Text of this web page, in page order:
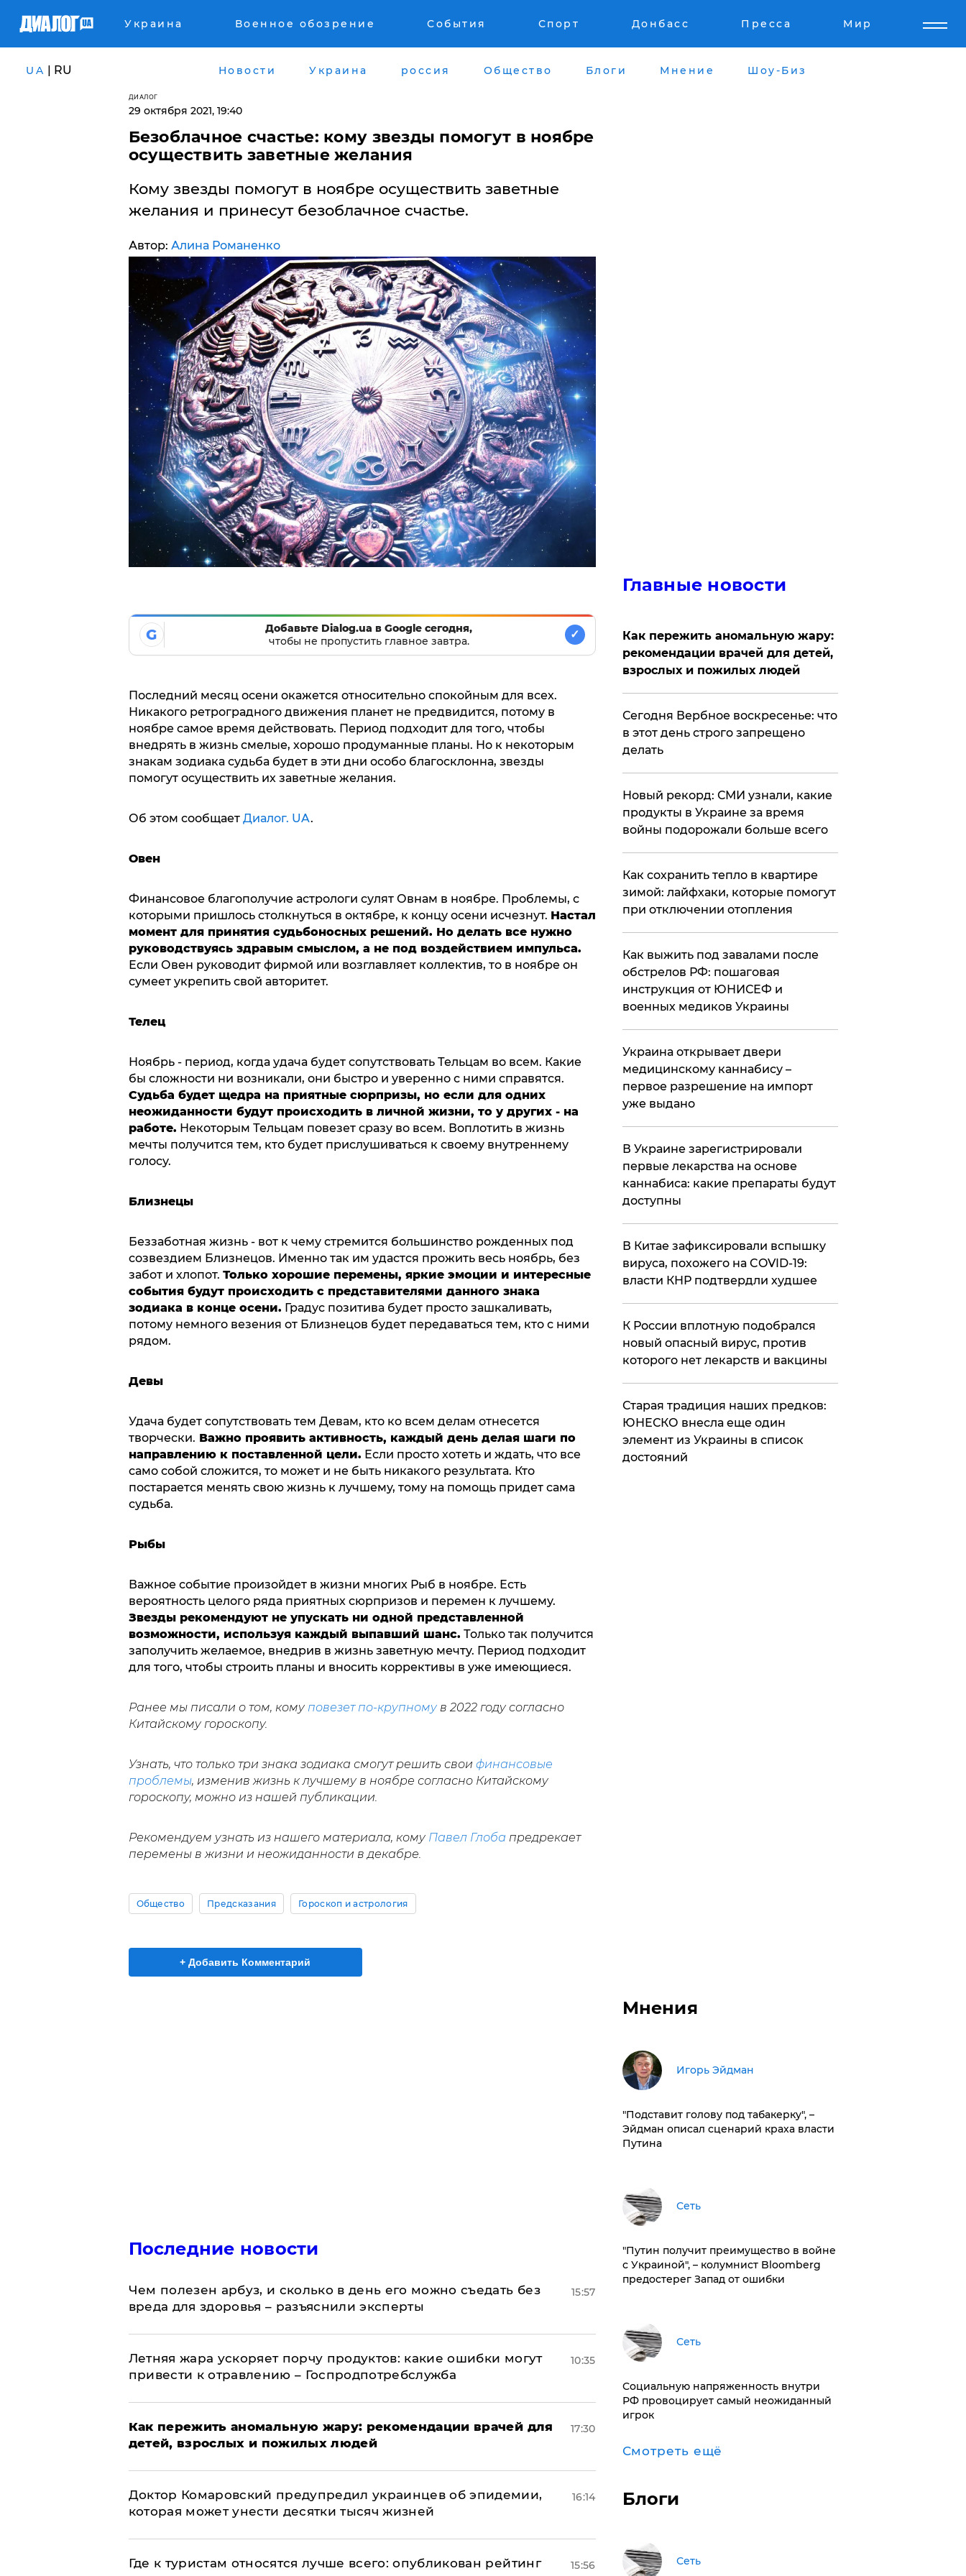
Украина Военное обозрение События Спорт Донбасс Пресса Мир
UA | RU Новости Украина россия Общество Блоги Мнение Шоу-Биз
ДИАЛОГ
29 октября 2021, 19:40
Безоблачное счастье: кому звезды помогут в ноябре
осуществить заветные желания
Кому звезды помогут в ноябре осуществить заветные
желания и принесут безоблачное счастье.
Автор: Алина Романенко
G
Добавьте Dialog.ua в Google сегодня,
чтобы не пропустить главное завтра.
✓
Последний месяц осени окажется относительно спокойным для всех.
Никакого ретроградного движения планет не предвидится, потому в
ноябре самое время действовать. Период подходит для того, чтобы
внедрять в жизнь смелые, хорошо продуманные планы. Но к некоторым
знакам зодиака судьба будет в эти дни особо благосклонна, звезды
помогут осуществить их заветные желания.
Об этом сообщает Диалог. UA.
Овен
Финансовое благополучие астрологи сулят Овнам в ноябре. Проблемы, с
которыми пришлось столкнуться в октябре, к концу осени исчезнут. Настал
момент для принятия судьбоносных решений. Но делать все нужно
руководствуясь здравым смыслом, а не под воздействием импульса.
Если Овен руководит фирмой или возглавляет коллектив, то в ноябре он
сумеет укрепить свой авторитет.
Телец
Ноябрь - период, когда удача будет сопутствовать Тельцам во всем. Какие
бы сложности ни возникали, они быстро и уверенно с ними справятся.
Судьба будет щедра на приятные сюрпризы, но если для одних
неожиданности будут происходить в личной жизни, то у других - на
работе. Некоторым Тельцам повезет сразу во всем. Воплотить в жизнь
мечты получится тем, кто будет прислушиваться к своему внутреннему
голосу.
Близнецы
Беззаботная жизнь - вот к чему стремится большинство рожденных под
созвездием Близнецов. Именно так им удастся прожить весь ноябрь, без
забот и хлопот. Только хорошие перемены, яркие эмоции и интересные
события будут происходить с представителями данного знака
зодиака в конце осени. Градус позитива будет просто зашкаливать,
потому немного везения от Близнецов будет передаваться тем, кто с ними
рядом.
Девы
Удача будет сопутствовать тем Девам, кто ко всем делам отнесется
творчески. Важно проявить активность, каждый день делая шаги по
направлению к поставленной цели. Если просто хотеть и ждать, что все
само собой сложится, то может и не быть никакого результата. Кто
постарается менять свою жизнь к лучшему, тому на помощь придет сама
судьба.
Рыбы
Важное событие произойдет в жизни многих Рыб в ноябре. Есть
вероятность целого ряда приятных сюрпризов и перемен к лучшему.
Звезды рекомендуют не упускать ни одной представленной
возможности, используя каждый выпавший шанс. Только так получится
заполучить желаемое, внедрив в жизнь заветную мечту. Период подходит
для того, чтобы строить планы и вносить коррективы в уже имеющиеся.
Ранее мы писали о том, кому повезет по-крупномув 2022 году согласно
Китайскому гороскопу.
Узнать, что только три знака зодиака смогут решить свои финансовые
проблемы, изменив жизнь к лучшему в ноябре согласно Китайскому
гороскопу, можно из нашей публикации.
Рекомендуем узнать из нашего материала, кому Павел Глоба предрекает
перемены в жизни и неожиданности в декабре.
Общество Предсказания Гороскоп и астрология
+ Добавить Комментарий
Последние новости
Чем полезен арбуз, и сколько в день его можно съедать без
вреда для здоровья – разъяснили эксперты
15:57
Летняя жара ускоряет порчу продуктов: какие ошибки могут
привести к отравлению – Госпродпотребслужба
10:35
Как пережить аномальную жару: рекомендации врачей для
детей, взрослых и пожилых людей
17:30
Доктор Комаровский предупредил украинцев об эпидемии,
которая может унести десятки тысяч жизней
16:14
Где к туристам относятся лучше всего: опубликован рейтинг
15:56
Главные новости
Как пережить аномальную жару:
рекомендации врачей для детей,
взрослых и пожилых людей
​Сегодня Вербное воскресенье: что
в этот день строго запрещено
делать
Новый рекорд: СМИ узнали, какие
продукты в Украине за время
войны подорожали больше всего
​Как сохранить тепло в квартире
зимой: лайфхаки, которые помогут
при отключении отопления
Как выжить под завалами после
обстрелов РФ: пошаговая
инструкция от ЮНИСЕФ и
военных медиков Украины
Украина открывает двери
медицинскому каннабису –
первое разрешение на импорт
уже выдано
В Украине зарегистрировали
первые лекарства на основе
каннабиса: какие препараты будут
доступны
В Китае зафиксировали вспышку
вируса, похожего на COVID-19:
власти КНР подтвердли худшее
К России вплотную подобрался
новый опасный вирус, против
которого нет лекарств и вакцины
​Старая традиция наших предков:
ЮНЕСКО внесла еще один
элемент из Украины в список
достояний
Мнения
Игорь Эйдман
​"Подставит голову под табакерку", –
Эйдман описал сценарий краха власти
Путина
Сеть
"Путин получит преимущество в войне
с Украиной", – колумнист Bloomberg
предостерег Запад от ошибки
Сеть
Социальную напряженность внутри
РФ провоцирует самый неожиданный
игрок
Смотреть ещё
Блоги
Сеть